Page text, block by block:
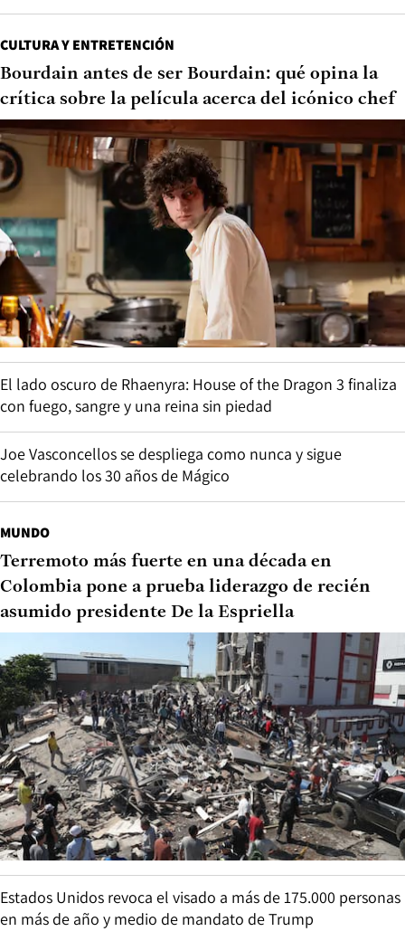
CULTURA Y ENTRETENCIÓN
Bourdain antes de ser Bourdain: qué opina la
crítica sobre la película acerca del icónico chef
El lado oscuro de Rhaenyra: House of the Dragon 3 finaliza
con fuego, sangre y una reina sin piedad
Joe Vasconcellos se despliega como nunca y sigue
celebrando los 30 años de Mágico
MUNDO
Terremoto más fuerte en una década en
Colombia pone a prueba liderazgo de recién
asumido presidente De la Espriella
Estados Unidos revoca el visado a más de 175.000 personas
en más de año y medio de mandato de Trump